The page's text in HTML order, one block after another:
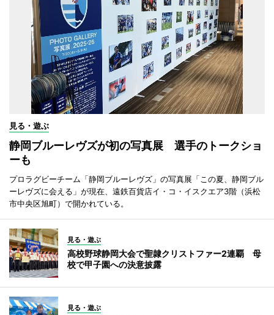
見る・遊ぶ
静岡ブルーレヴズが初の写真展 選手のトークショ
ーも
プロラグビーチーム「静岡ブルーレヴズ」の写真展「この夏、静岡ブル
ーレヴズに会える」が現在、遠鉄百貨店イ・コ・イスクエア3階（浜松
市中央区旭町）で開かれている。
見る・遊ぶ
高校野球静岡大会で聖隷クリストファー2連覇 母
校で甲子園への決意披露
見る・遊ぶ